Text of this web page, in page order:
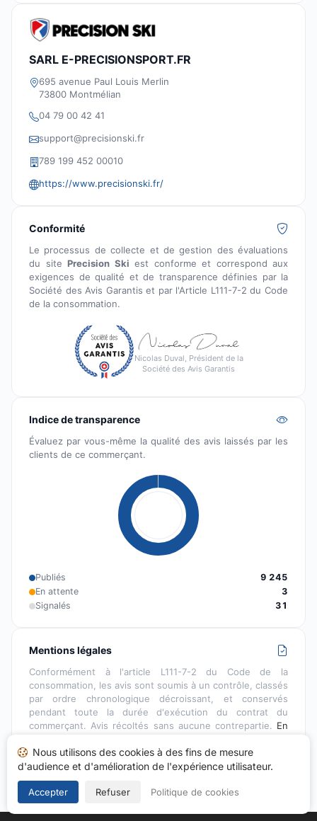
SARL E-PRECISIONSPORT.FR
695 avenue Paul Louis Merlin
73800 Montmélian
04 79 00 42 41
support@precisionski.fr
789 199 452 00010
https://www.precisionski.fr/
Conformité
Le processus de collecte et de gestion des évaluations
du site Precision Ski est conforme et correspond aux
exigences de qualité et de transparence définies par la
Société des Avis Garantis et par l'Article L111-7-2 du Code
de la consommation.
Nicolas Duval, Président de la
Société des Avis Garantis
Indice de transparence
Évaluez par vous-même la qualité des avis laissés par les
clients de ce commerçant.
Publiés
9 245
En attente
3
Signalés
31
Mentions légales
Conformément à l'article L111-7-2 du Code de la
consommation, les avis sont soumis à un contrôle, classés
par ordre chronologique décroissant, et conservés
pendant toute la durée d'exécution du contrat du
commerçant. Avis récoltés sans aucune contrepartie. En
Nous utilisons des cookies à des fins de mesure
d'audience et d'amélioration de l'expérience utilisateur.
Accepter Refuser Politique de cookies